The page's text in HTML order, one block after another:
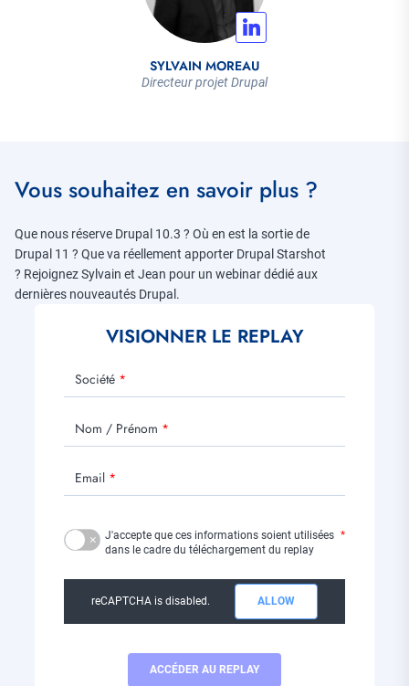
SYLVAIN MOREAU
Directeur projet Drupal
Vous souhaitez en savoir plus ?
Que nous réserve Drupal 10.3 ? Où en est la sortie de
Drupal 11 ? Que va réellement apporter Drupal Starshot
?​ ​Rejoignez Sylvain et Jean pour un webinar dédié aux
dernières nouveautés Drupal.​
VISIONNER LE REPLAY
Société
Nom / Prénom
Email
J'accepte que ces informations soient utilisées
dans le cadre du téléchargement du replay
reCAPTCHA is disabled. ALLOW